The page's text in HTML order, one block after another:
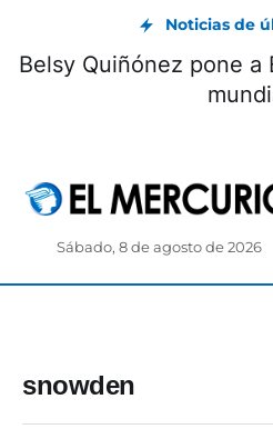
Noticias de
Belsy Quiñónez pone a
Sábado, 8 de agosto de 2026
snowden